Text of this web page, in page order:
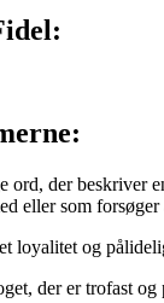
ord, der beskriver
eller som
loyalitet og
der er trofast